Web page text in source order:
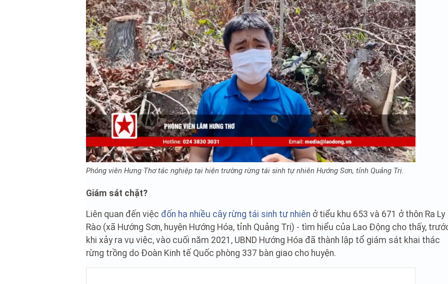
Phóng viên Hưng Thơ tác nghiệp tại hiện trường rừng tái sinh tự nhiên Hướng Sơn, tỉnh Quảng Trị.
Giám sát chặt?
Liên quan đến việc đốn hạ nhiều cây rừng tái sinh tự nhiên ở tiểu khu 653 và 671 ở thôn Ra Ly
Rào (xã Hướng Sơn, huyện Hướng Hóa, tỉnh Quảng Trị) - tìm hiểu của Lao Động cho thấy,
khi xảy ra vụ việc, vào cuối năm 2021, UBND Hướng Hóa đã thành lập tổ giám sát khai thác
rừng trồng do Đoàn Kinh tế Quốc phòng 337 bàn giao cho huyện.